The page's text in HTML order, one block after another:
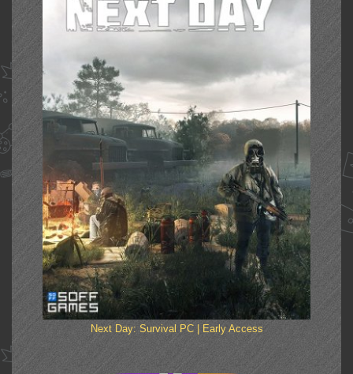
Next Day: Survival PC | Early Access